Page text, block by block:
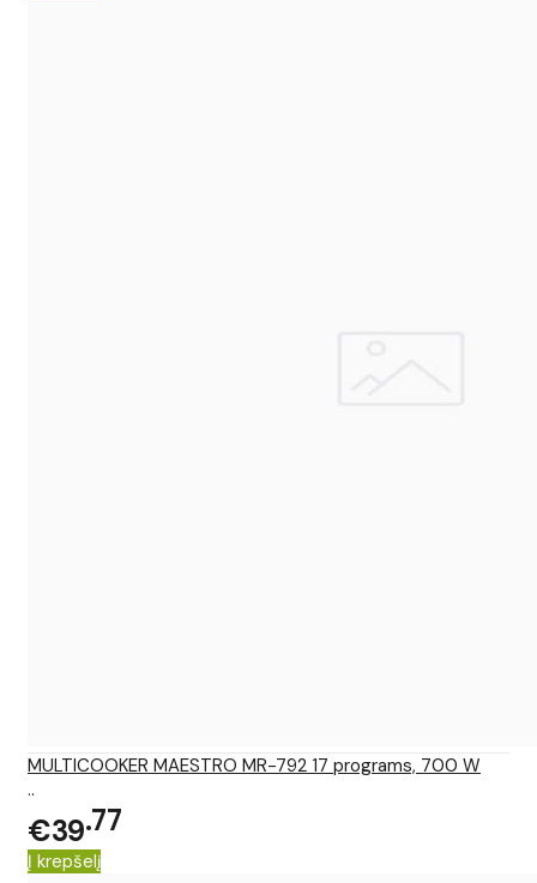
MULTICOOKER MAESTRO MR-792 17 programs, 700 W
..
€39 77
Į krepšelį